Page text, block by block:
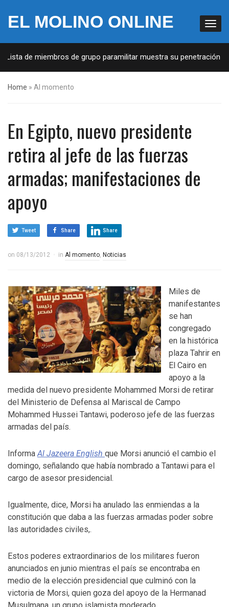
EL MOLINO ONLINE
de miembros de grupo paramilitar muestra su penetración en
Home » Al momento
En Egipto, nuevo presidente
retira al jefe de las fuerzas
armadas; manifestaciones de
apoyo
Tweet Share Share
on 08/13/2012 in Al momento, Noticias
Miles de
manifestantes
se han
congregado
en la histórica
plaza Tahrir en
El Cairo en
apoyo a la
medida del nuevo presidente Mohammed Morsi de retirar
del Ministerio de Defensa al Mariscal de Campo
Mohammed Hussei Tantawi, poderoso jefe de las fuerzas
armadas del país.
InformaAl Jazeera English que Morsi anunció el cambio el
domingo, señalando que había nombrado a Tantawi para el
cargo de asesor presidencial.
Igualmente, dice, Morsi ha anulado las enmiendas a la
constitución que daba a las fuerzas armadas poder sobre
las autoridades civiles,.
Estos poderes extraordinarios de los militares fueron
anunciados en junio mientras el país se encontraba en
medio de la elección presidencial que culminó con la
victoria de Morsi, quien goza del apoyo de la Hermanad